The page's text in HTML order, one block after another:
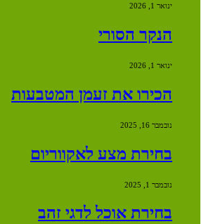
ינואר 1, 2026
הנקר הסורי
ינואר 1, 2026
הכירו את זעמן המטבעות
נובמבר 16, 2025
בחירת מצע לאקווריום
נובמבר 1, 2025
בחירת אוכל לדגי זהב